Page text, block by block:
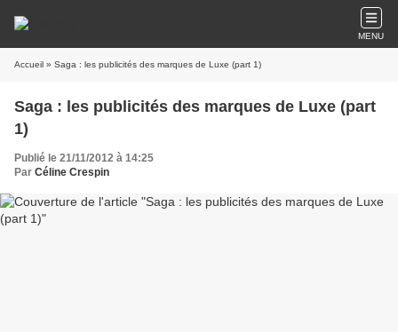
MENU
Accueil » Saga : les publicités des marques de Luxe (part 1)
Saga : les publicités des marques de Luxe (part
1)
Publié le 21/11/2012 à 14:25
Par Céline Crespin